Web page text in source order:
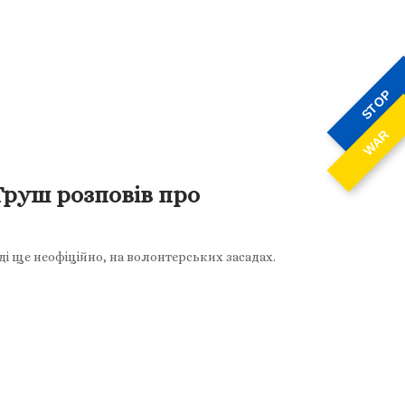
STOP
WAR
розповів про
ще неофіційно, на волонтерських засадах.